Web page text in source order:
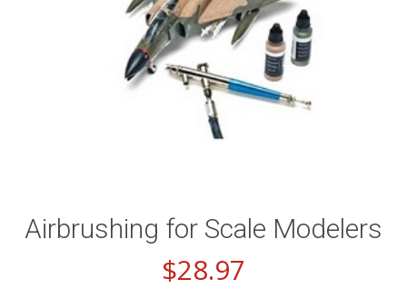
Airbrushing for Scale Modelers
$28.97